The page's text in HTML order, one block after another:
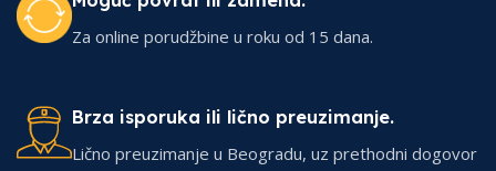
Za online porudžbine u roku od 15 dana.
Brza isporuka ili lično preuzimanje.
Lično preuzimanje u Beogradu, uz prethodni dogovor